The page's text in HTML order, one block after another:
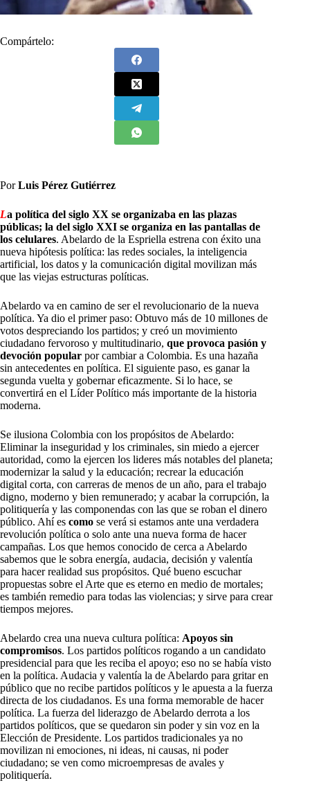
Compártelo:
PorLuis Pérez Gutiérrez
La política del siglo XX se organizaba en las plazas
públicas; la del siglo XXI se organiza en las pantallas de
los celulares. Abelardo de la Espriella estrena con éxito una
nueva hipótesis política: las redes sociales, la inteligencia
artificial, los datos y la comunicación digital movilizan más
que las viejas estructuras políticas.
Abelardo va en camino de ser el revolucionario de la nueva
política. Ya dio el primer paso: Obtuvo más de 10 millones de
votos despreciando los partidos; y creó un movimiento
ciudadano fervoroso y multitudinario, que provoca pasión y
devoción popular por cambiar a Colombia. Es una hazaña
sin antecedentes en política. El siguiente paso, es ganar la
segunda vuelta y gobernar eficazmente. Si lo hace, se
convertirá en el Líder Político más importante de la historia
moderna.
Se ilusiona Colombia con los propósitos de Abelardo:
Eliminar la inseguridad y los criminales, sin miedo a ejercer
autoridad, como la ejercen los lideres más notables del planeta;
modernizar la salud y la educación; recrear la educación
digital corta, con carreras de menos de un año, para el trabajo
digno, moderno y bien remunerado; y acabar la corrupción, la
politiquería y las componendas con las que se roban el dinero
público. Ahí es como se verá si estamos ante una verdadera
revolución política o solo ante una nueva forma de hacer
campañas. Los que hemos conocido de cerca a Abelardo
sabemos que le sobra energía, audacia, decisión y valentía
para hacer realidad sus propósitos. Qué bueno escuchar
propuestas sobre el Arte que es eterno en medio de mortales;
es también remedio para todas las violencias; y sirve para crear
tiempos mejores.
Abelardo crea una nueva cultura política: Apoyos sin
compromisos. Los partidos políticos rogando a un candidato
presidencial para que les reciba el apoyo; eso no se había visto
en la política. Audacia y valentía la de Abelardo para gritar en
público que no recibe partidos políticos y le apuesta a la fuerza
directa de los ciudadanos. Es una forma memorable de hacer
política. La fuerza del liderazgo de Abelardo derrota a los
partidos políticos, que se quedaron sin poder y sin voz en la
Elección de Presidente. Los partidos tradicionales ya no
movilizan ni emociones, ni ideas, ni causas, ni poder
ciudadano; se ven como microempresas de avales y
politiquería.